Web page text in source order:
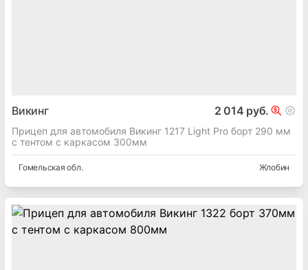
Викинг 2 014 руб.
Прицеп для автомобиля Викинг 1217 Light Pro борт 290 мм
с тентом с каркасом 300мм
Гомельская обл. Жлобин